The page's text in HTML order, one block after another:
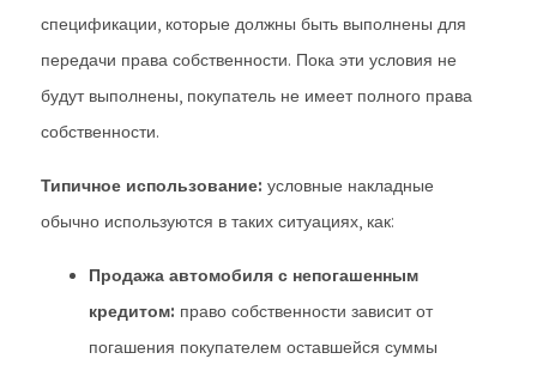
спецификации, которые должны быть выполнены для
передачи права собственности. Пока эти условия не
будут выполнены, покупатель не имеет полного права
собственности.
Типичное использование: условные накладные
обычно используются в таких ситуациях, как:
Продажа автомобиля с непогашенным
кредитом: право собственности зависит от
погашения покупателем оставшейся суммы